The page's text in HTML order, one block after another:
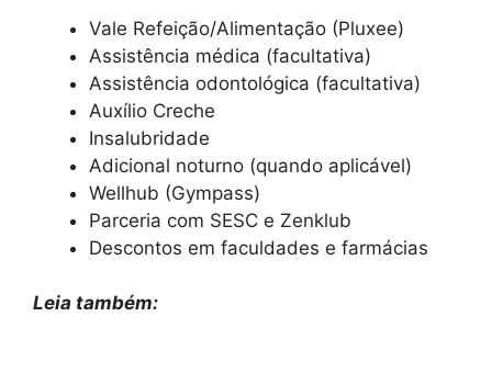
Vale Refeição/Alimentação (Pluxee)
Assistência médica (facultativa)
Assistência odontológica (facultativa)
Auxílio Creche
Insalubridade
Adicional noturno (quando aplicável)
Wellhub (Gympass)
Parceria com SESC e Zenklub
Descontos em faculdades e farmácias
Leia também: